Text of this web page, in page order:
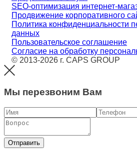
SEO-оптимизация интернет-
Продвижение корпоративного
Политика конфиденциальности
данных
Пользовательское соглашение
Согласие на обработку
© 2013-2026 г. CAPS GROUP
Мы перезвоним Вам
Отправить